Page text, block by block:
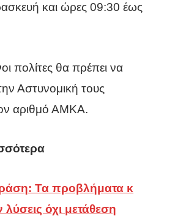
και ώρες 09:30 έως
πολίτες θα πρέπει να
Αστυνομική τους
αριθμό ΑΜΚΑ.
Τα προβλήματα κ
όχι μετάθεση